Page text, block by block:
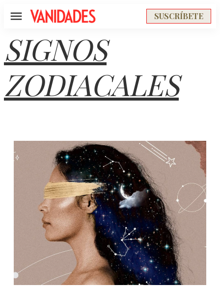
Menú SUSCRÍBETE
SIGNOS
ZODIACALES